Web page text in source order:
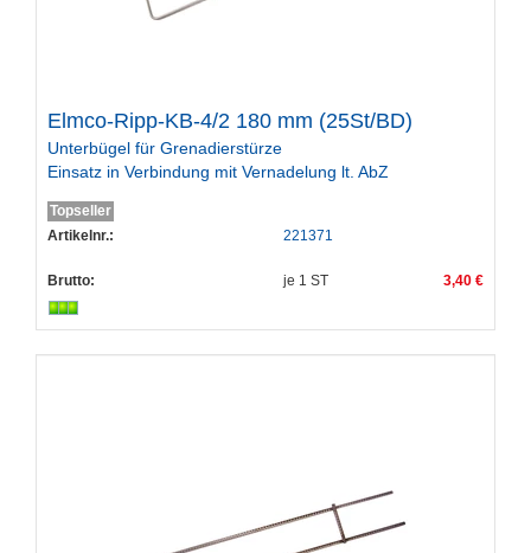
Elmco-Ripp-KB-4/2 180 mm (25St/BD)
Unterbügel für Grenadierstürze
Einsatz in Verbindung mit Vernadelung lt. AbZ
Topseller
Artikelnr.:
221371
Brutto: je 1 ST 3,40 €